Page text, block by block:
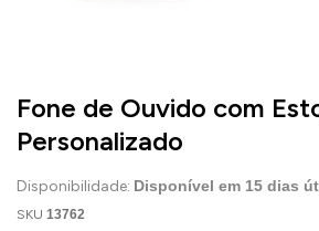
Fone de Ouvido com
Personalizado
Disponibilidade: Disponível em 15 dias
SKU 13762